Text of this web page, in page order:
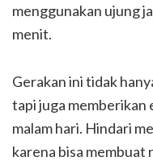
menggunakan ujung
menit.
Gerakan ini tidak
tapi juga memberikan
malam hari. Hindari
karena bisa